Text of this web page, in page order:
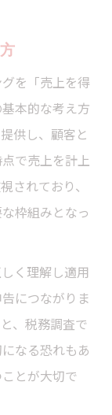
を「売上を得
本的な考え方
供し、顧客と
で売上を計上
されており、
枠組みとなっ
く理解し適用
につながりま
、税務調査で
なる恐れもあ
とが大切で